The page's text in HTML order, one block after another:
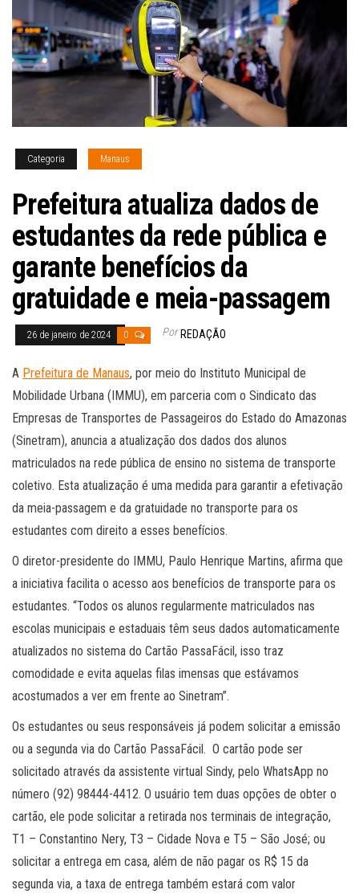
Categoria Manaus
Prefeitura atualiza dados de
estudantes da rede pública e
garante benefícios da
gratuidade e meia-passagem
26 de janeiro de 2024 0 Por REDAÇÃO
A Prefeitura de Manaus, por meio do Instituto Municipal de
Mobilidade Urbana (IMMU), em parceria com o Sindicato das
Empresas de Transportes de Passageiros do Estado do Amazonas
(Sinetram), anuncia a atualização dos dados dos alunos
matriculados na rede pública de ensino no sistema de transporte
coletivo. Esta atualização é uma medida para garantir a efetivação
da meia-passagem e da gratuidade no transporte para os
estudantes com direito a esses benefícios.
O diretor-presidente do IMMU, Paulo Henrique Martins, afirma que
a iniciativa facilita o acesso aos benefícios de transporte para os
estudantes. “Todos os alunos regularmente matriculados nas
escolas municipais e estaduais têm seus dados automaticamente
atualizados no sistema do Cartão PassaFácil, isso traz
comodidade e evita aquelas filas imensas que estávamos
acostumados a ver em frente ao Sinetram”.
Os estudantes ou seus responsáveis já podem solicitar a emissão
ou a segunda via do Cartão PassaFácil. O cartão pode ser
solicitado através da assistente virtual Sindy, pelo WhatsApp no
número (92) 98444-4412. O usuário tem duas opções de obter o
cartão, ele pode solicitar a retirada nos terminais de integração,
T1 – Constantino Nery, T3 – Cidade Nova e T5 – São José; ou
solicitar a entrega em casa, além de não pagar os R$ 15 da
segunda via, a taxa de entrega também estará com valor